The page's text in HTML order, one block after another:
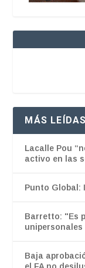
MÁS LEÍDAS
Lacalle Pou
activo en las
Punto Global:
Barretto: "Es
unipersonales
Baja